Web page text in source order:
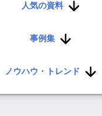
人気の資料
事例集
ノウハウ・トレンド